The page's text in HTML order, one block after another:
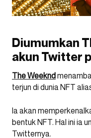
Diumumkan
akun Twitter
The Weeknd
terjun di dunia NFT
Ia akan
bentuk NFT. Hal ini ia
Twitternya.